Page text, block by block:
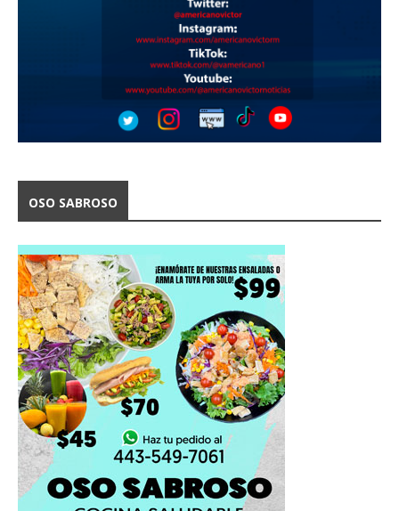
OSO SABROSO